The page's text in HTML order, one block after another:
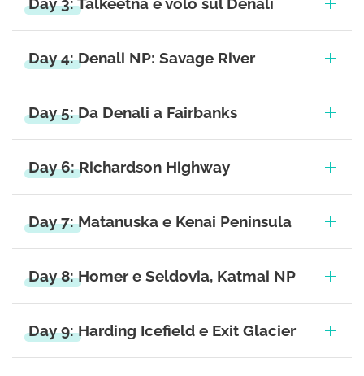
Day 4: Denali NP: Savage River
Day 5: Da Denali a Fairbanks
Day 6: Richardson Highway
Day 7: Matanuska e Kenai Peninsula
Day 8: Homer e Seldovia, Katmai NP
Day 9: Harding Icefield e Exit Glacier